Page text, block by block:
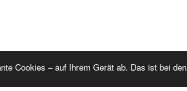
Cookies – auf Ihrem Gerät ab. Das ist bei den